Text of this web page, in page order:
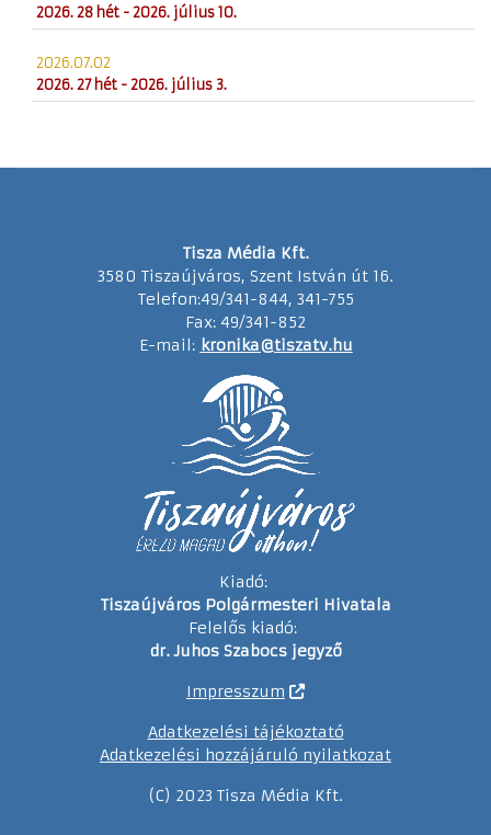
2026. 28 hét - 2026. július 10.
2026.07.02
2026. 27 hét - 2026. július 3.
Tisza Média Kft.
3580 Tiszaújváros, Szent István út 16.
Telefon:49/341-844, 341-755
Fax: 49/341-852
E-mail: kronika@tiszatv.hu
Kiadó:
Tiszaújváros Polgármesteri Hivatala
Felelős kiadó:
dr. Juhos Szabocs jegyző
Impresszum
Adatkezelési tájékoztató
Adatkezelési hozzájáruló nyilatkozat
(C) 2023 Tisza Média Kft.